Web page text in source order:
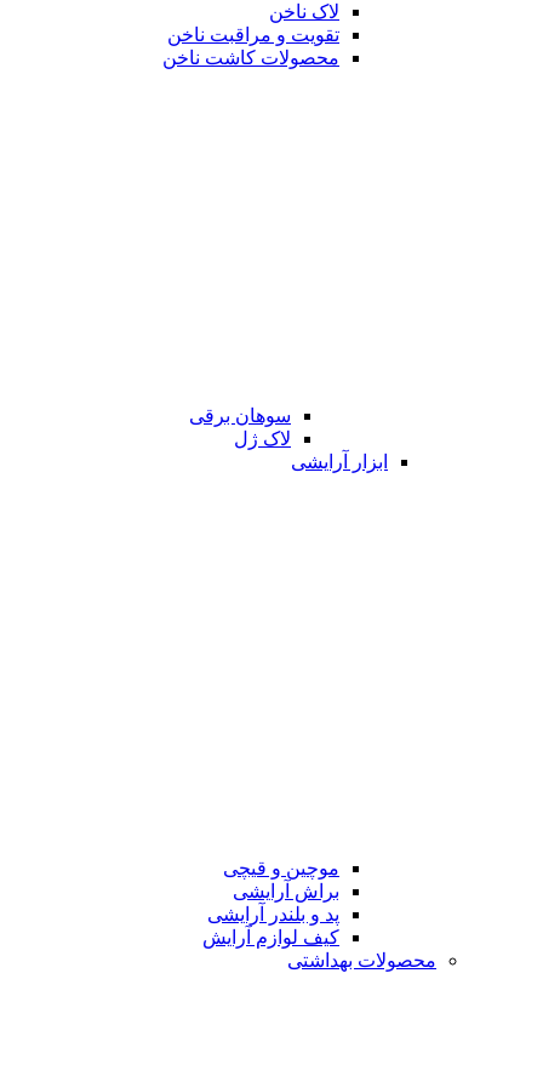
لاک ناخن
تقویت و مراقبت ناخن
محصولات کاشت ناخن
سوهان برقی
لاک ژل
ابزار آرایشی
موچین و قیچی
براش آرایشی
پد و بلندر آرایشی
کیف لوازم آرایش
محصولات بهداشتی